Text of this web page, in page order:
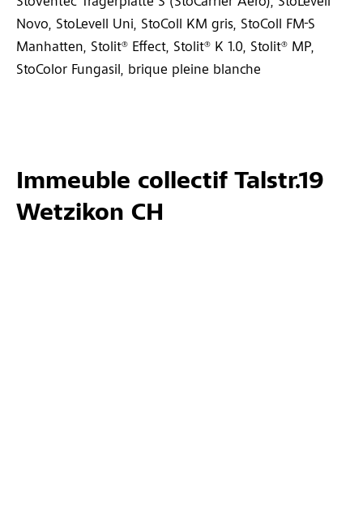
Novo, StoLevell Uni, StoColl KM gris, StoColl FM-S
Manhatten, Stolit® Effect, Stolit® K 1.0, Stolit® MP,
StoColor Fungasil, brique pleine blanche
Immeuble collectif Talstr.19
Wetzikon CH